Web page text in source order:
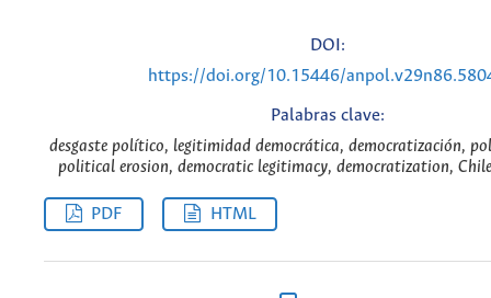
DOI:
https://doi.org/10.15446/
Palabras clave:
desgaste político, legitimidad democrática, democratización,
political erosion, democratic legitimacy, democratization,
PDF HTML